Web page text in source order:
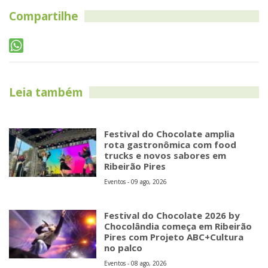
Compartilhe
Leia também
Festival do Chocolate amplia
rota gastronômica com food
trucks e novos sabores em
Ribeirão Pires
Eventos - 09 ago, 2026
Festival do Chocolate 2026 by
Chocolândia começa em Ribeirão
Pires com Projeto ABC+Cultura
no palco
Eventos - 08 ago, 2026